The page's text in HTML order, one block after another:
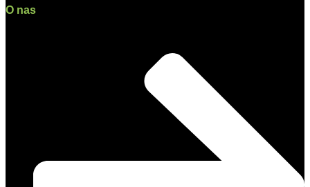
O nas